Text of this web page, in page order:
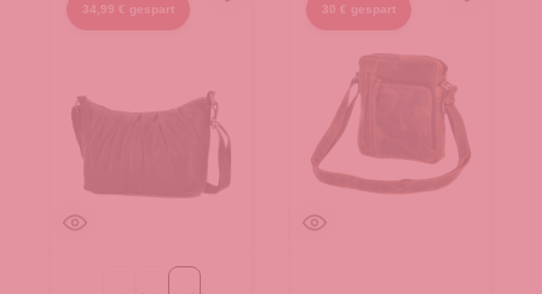
34,99 € gespart 30 € gespart